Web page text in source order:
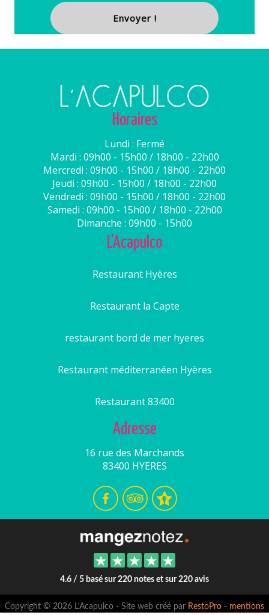
Envoyer !
Horaires
Lundi : Fermé
Mardi : 09h00 - 15h00 / 18h00 - 22h00
Mercredi : 09h00 - 15h00 / 18h00 - 22h00
Jeudi : 09h00 - 15h00 / 18h00 - 22h00
Vendredi : 09h00 - 15h00 / 18h00 - 22h00
Samedi : 09h00 - 15h00 / 18h00 - 22h00
Dimanche : 09h00 - 15h00
L'Acapulco
Restaurant Hyères
Restaurant la Capte
restaurant bord de mer hyeres
Restaurant méditerranéen Hyères
Restaurant 83400
Adresse
16 rue des Marchands
83400 HYERES
4.6 / 5 basé sur 220 notes et sur 220 avis
Copyright © 2026 L'Acapulco - Site web créé par RestoPro - mentions